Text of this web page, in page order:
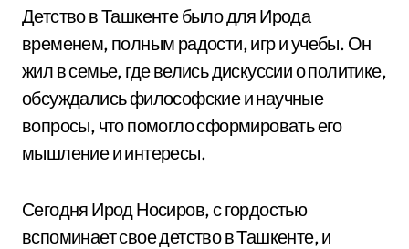
Детство в Ташкенте было для Ирода
временем, полным радости, игр и учебы. Он
жил в семье, где велись дискуссии о политике,
обсуждались философские и научные
вопросы, что помогло сформировать его
мышление и интересы.
Сегодня Ирод Носиров, с гордостью
вспоминает свое детство в Ташкенте, и